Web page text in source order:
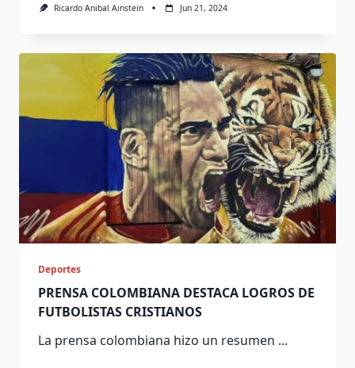
Ricardo Anibal Ainstein Jun 21, 2024
Deportes
PRENSA COLOMBIANA DESTACA LOGROS DE
FUTBOLISTAS CRISTIANOS
La prensa colombiana hizo un resumen ...